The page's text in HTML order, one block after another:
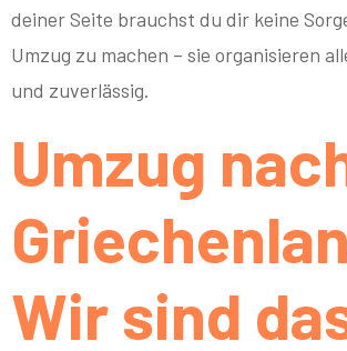
deiner Seite brauchst du dir keine
Umzug zu machen – sie organisieren
und zuverlässig.
Umzug
Wir sind